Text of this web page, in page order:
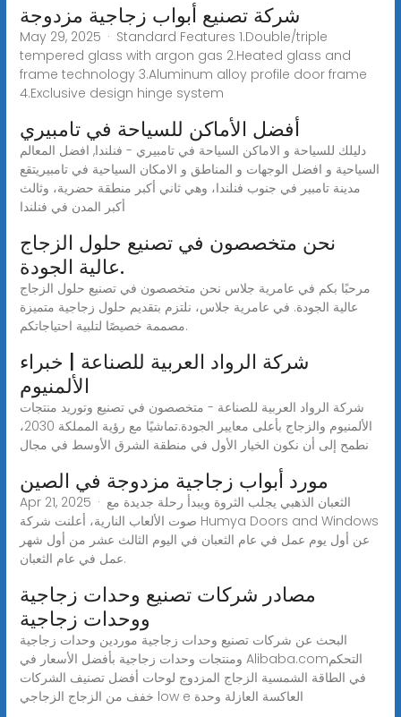
شركة تصنيع أبواب زجاجية مزدوجة
May 29, 2025 · Standard Features 1.Double/triple
tempered glass with argon gas 2.Heated glass and
frame technology 3.Aluminum alloy profile door frame
4.Exclusive design hinge system
أفضل الأماكن للسياحة في تامبيري
دليلك للسياحة و الاماكن السياحة في تامبيري - فنلندا, افضل المعالم
السياحية و افضل الوجهات و المناطق و الامكان السياحية في تامبيريتقع
مدينة تامبير في جنوب فنلندا، وهي ثاني أكبر منطقة حضرية، وثالث
أكبر المدن في فنلندا
نحن متخصصون في تصنيع حلول الزجاج
عالية الجودة.
مرحبًا بكم في عامرية جلاس نحن متخصصون في تصنيع حلول الزجاج
عالية الجودة. في عامرية جلاس، نلتزم بتقديم حلول زجاجية متميزة
مصممة خصيصًا لتلبية احتياجاتكم.
شركة الرواد العربية للصناعة | خبراء
الألمنيوم
شركة الرواد العربية للصناعة - متخصصون في تصنيع وتوريد منتجات
الألمنيوم والزجاج بأعلى معايير الجودة.تماشيًا مع رؤية المملكة 2030،
نطمح إلى أن نكون الخيار الأول في منطقة الشرق الأوسط في مجال
مورد أبواب زجاجية مزدوجة في الصين
Apr 21, 2025 · الثعبان الذهبي يجلب الثروة ويبدأ رحلة جديدة مع
صوت الألعاب النارية، أعلنت شركة Humya Doors and Windows
عن أول يوم عمل في عام الثعبان في اليوم الثالث عشر من أول شهر
عمل في عام الثعبان.
مصادر شركات تصنيع وحدات زجاجية
ووحدات زجاجية
البحث عن شركات تصنيع وحدات زجاجية موردين وحدات زجاجية
ومنتجات وحدات زجاجية بأفضل الأسعار في Alibaba.comالتحكم
في الطاقة الشمسية الزجاج المزدوج لوحات أفضل تصنيف الشركات
خفف من الزجاج الزجاجي low e العاكسة العازلة وحدة